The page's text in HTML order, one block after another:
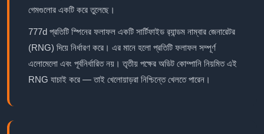
গেমগুলোর একটি করে তুলেছে।
777d প্রতিটি স্পিনের ফলাফল একটি সার্টিফাইড র‍্যান্ডম নাম্বার জেনারেটর
(RNG) দিয়ে নির্ধারণ করে। এর মানে হলো প্রতিটি ফলাফল সম্পূর্ণ
এলোমেলো এবং পূর্বনির্ধারিত নয়। তৃতীয় পক্ষের অডিট কোম্পানি নিয়মিত এই
RNG যাচাই করে — তাই খেলোয়াড়রা নিশ্চিন্তে খেলতে পারেন।